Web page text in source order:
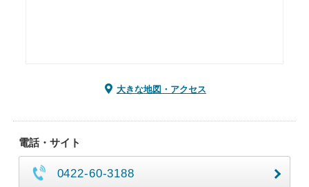
大きな地図・アクセス
電話・サイト
0422-60-3188